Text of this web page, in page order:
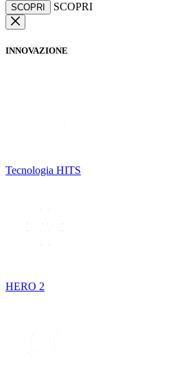
SCOPRI SCOPRI
INNOVAZIONE
Tecnologia HITS
HERO 2